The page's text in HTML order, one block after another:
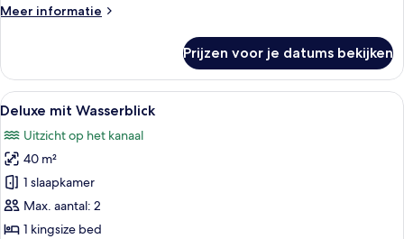
Meer informatie
Meer
Prijzen voor je datums bekijken
Alle
foto's
voor
Deluxe
mit
Wasserblick
laden
Een moderne hotelkamer met een
6
Deluxe mit Wasserblick
Uitzicht op het kanaal
40 m²
1 slaapkamer
Max. aantal: 2
1 kingsize bed